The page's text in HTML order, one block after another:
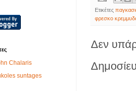
Ετικέτες
φρεσκο
Δεν
Chalaris
suntages